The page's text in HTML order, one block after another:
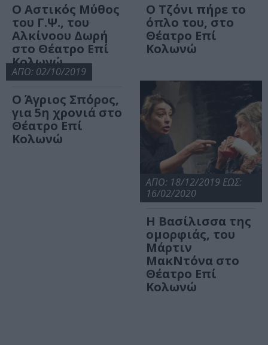
Ο Αστικός Μύθος
του Γ.Ψ., του
Αλκίνοου Δωρή
στο Θέατρο Επί
Κολωνώ
Ο Τζόνι πήρε το
όπλο του, στο
Θέατρο Επί
Κολωνώ
ΑΠΟ: 02/10/2019
Ο Άγριος Σπόρος,
για 5η χρονιά στο
Θέατρο Επί
Κολωνώ
ΑΠΟ: 18/12/2019 ΕΩΣ:
16/02/2020
Η Βασίλισσα της
ομορφιάς, του
Μάρτιν
ΜακΝτόνα στο
Θέατρο Επί
Κολωνώ